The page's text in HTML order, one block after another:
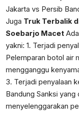
Jakarta vs Persib
Juga Truk Terbalik
Soebarjo Macet
yakni: 1. Terjadi
Pelemparan botol air
mengganggu
3. Terjadi penyalaan
Bandung Sanksi yang
menyelenggarakan